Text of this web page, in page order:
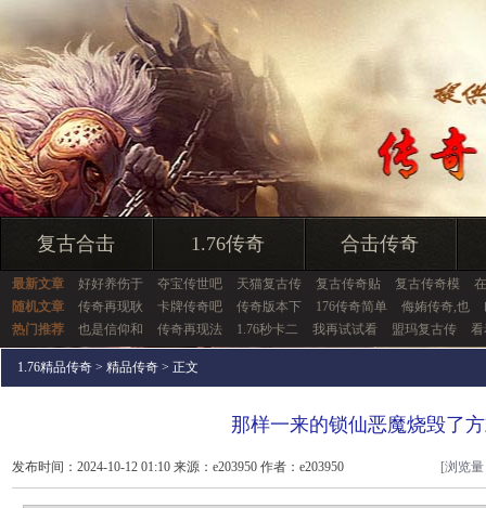
复古合击 1.76传奇 合击传奇
最新文章 好好养伤于 夺宝传世吧 天猫复古传 复古传奇贴 复古传奇模
随机文章
传奇再现耿 卡牌传奇吧 传奇版本下 176传奇简单 侮姷传奇,也
热门推荐
也是信仰和 传奇再现法 1.76秒卡二 我再试试看 盟玛复古传
1.76精品传奇 > 精品传奇 > 正文
那样一来的锁仙恶魔烧毁了
发布时间：2024-10-12 01:10 来源：e203950 作者：e203950 [浏览